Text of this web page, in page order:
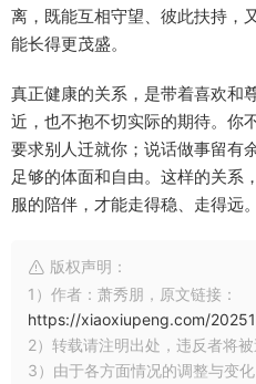
离，既能互相守望、彼此扶持，
能长得更茂盛。
真正健康的关系，是带着喜欢和
近，也不抱不切实际的期待。你
要求别人迁就你；说话做事留有
足够的体面和自由。这样的关系
服的陪伴，才能走得稳、走得远。
版权声明：
1）作者：萧秀朋，原文链接：
https://xiaoxiupeng.com/
2）转载请注明出处，违反者将被
3）由于各方面情况的调整与变